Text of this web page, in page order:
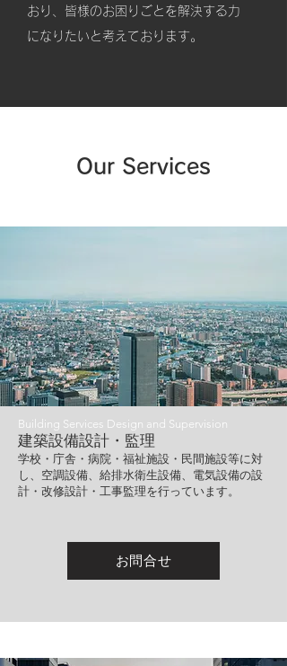
おり、皆様のお困りごとを解決する力
になりたいと考えております。
Our Services
Building Services Design and Supervision
建築設備設計・監理
学校・庁舎・病院・福祉施設・民間施設等に対
し、空調設備、給排水衛生設備、電気設備の設
計・改修設計・工事監理を行っています。
お問合せ